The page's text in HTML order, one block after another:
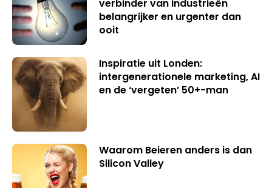
verbinder van industrieën
belangrijker en urgenter dan
ooit
Inspiratie uit Londen:
intergenerationele marketing, AI
en de ‘vergeten’ 50+-man
Waarom Beieren anders is dan
Silicon Valley